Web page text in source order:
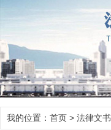
我的位置： 首页 > 法律文书